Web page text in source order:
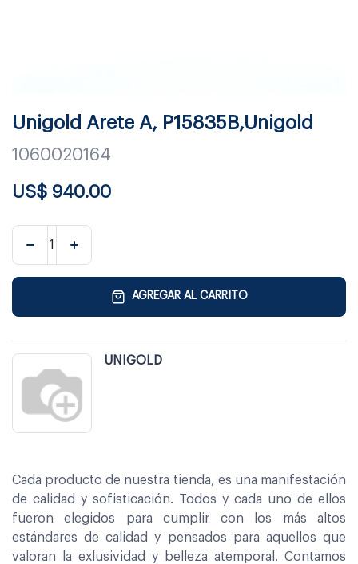
Unigold Arete A, P15835B,Unigold
1060020164
US$ 940.00
AGREGAR AL CARRITO
UNIGOLD
Cada producto de nuestra tienda, es una manifestación
de calidad y sofisticación. Todos y cada uno de ellos
fueron elegidos para cumplir con los más altos
estándares de calidad y pensados para aquellos que
valoran la exlusividad y belleza atemporal. Contamos